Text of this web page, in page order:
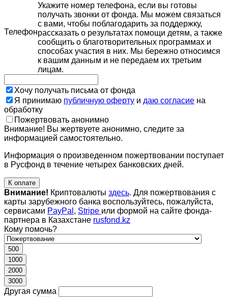
Телефон
Укажите номер телефона, если вы готовы
получать звонки от фонда. Мы можем связаться
с вами, чтобы поблагодарить за поддержку,
рассказать о результатах помощи детям, а также
сообщить о благотворительных программах и
способах участия в них. Мы бережно относимся
к вашим данным и не передаем их третьим
лицам.
Хочу получать письма от фонда
Я принимаю публичную оферту и даю согласие на
обработку
Пожертвовать анонимно
Внимание! Вы жертвуете анонимно, следите за
информацией самостоятельно.
Информация о произведенном пожертвовании поступает
в Русфонд в течение четырех банковских дней.
К оплате
Внимание! Криптовалюты здесь. Для пожертвования с
карты зарубежного банка воспользуйтесь, пожалуйста,
сервисами PayPal , Stripe или формой на сайте фонда-
партнера в Казахстане rusfond.kz
Кому помочь?
500
1000
2000
3000
Другая сумма